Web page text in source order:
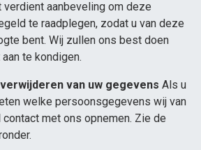
verdient aanbeveling om deze
te raadplegen, zodat u van deze
bent. Wij zullen ons best doen
te kondigen.
van uw gegevens Als u
welke persoonsgegevens wij van
contact met ons opnemen. Zie de